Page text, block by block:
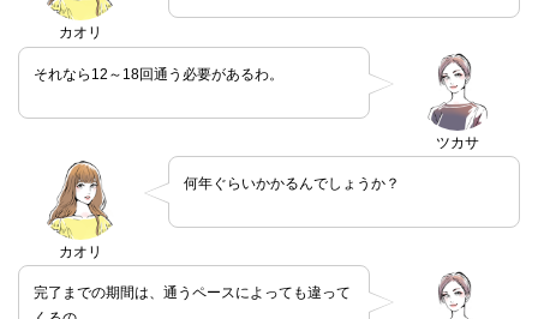
カオリ
ツカサ
それなら12～18回通う必要があるわ。
カオリ
何年ぐらいかかるんでしょうか？
完了までの期間は、通うペースによっても違って